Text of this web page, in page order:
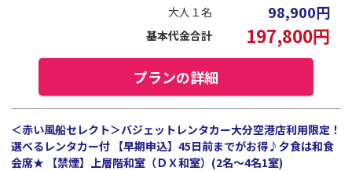
大人１名 98,900円
基本代金合計 197,800円
プランの詳細
＜赤い風船セレクト＞バジェットレンタカー大分空港店利用限定！
選べるレンタカー付 【早期申込】45日前までがお得♪夕食は和食
会席★ 【禁煙】上層階和室（ＤＸ和室）(2名～4名1室)